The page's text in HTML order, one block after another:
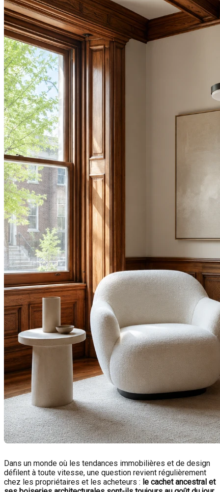
Dans un monde où les tendances immobilières et de design
défilent à toute vitesse, une question revient régulièrement
chez les propriétaires et les acheteurs : le cachet ancestral et